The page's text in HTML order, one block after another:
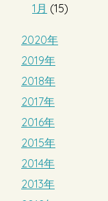
1月 (15)
2020年
2019年
2018年
2017年
2016年
2015年
2014年
2013年